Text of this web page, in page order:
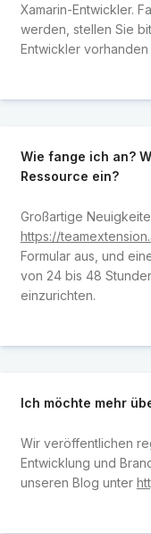
Xamarin-Entwickler.
werden, stellen Sie
Entwickler vorhanden
Wie fange ich an?
Ressource ein?
Großartige
https://
Formular aus, und
von 24 bis 48
einzurichten.
Ich möchte mehr
Wir veröffentlichen
Entwicklung und
unseren Blog unter